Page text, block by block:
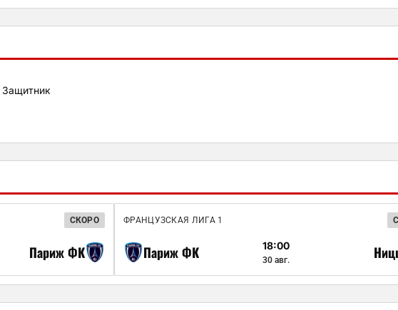
СКОРО
Париж ФК
ФРАНЦУЗСКАЯ ЛИГА 1
Париж ФК 18:00
30 авг.